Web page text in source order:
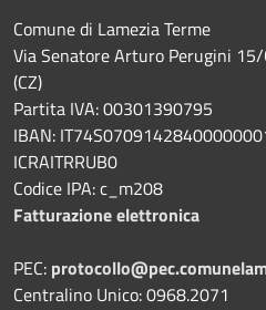
Comune di Lamezia Terme
Via Senatore Arturo Perugini
(CZ)
Partita IVA: 00301390795
IBAN:
ICRAITRRUB0
Codice IPA: c_m208
Fatturazione elettronica
PEC:
Centralino Unico: 0968.2071